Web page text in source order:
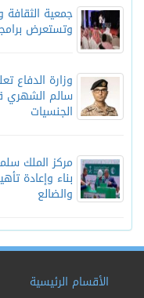
جمعية
وتستعرض
وزارة الدفاع
سالم الشهري
الجنسيات
مركز الملك
والضالع
الأقسام الرئيسية